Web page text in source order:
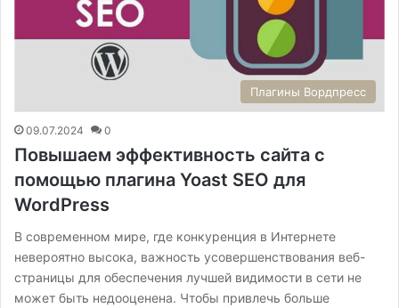
Плагины Вордпресс
09.07.2024 0
Повышаем эффективность сайта с
помощью плагина Yoast SEO для
WordPress
В современном мире, где конкуренция в Интернете
невероятно высока, важность усовершенствования веб-
страницы для обеспечения лучшей видимости в сети не
может быть недооценена. Чтобы привлечь больше